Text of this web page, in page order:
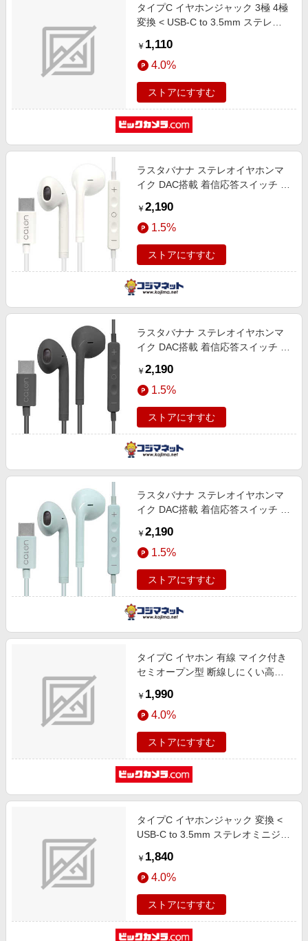
タイプC イヤホンジャック 3極 4極
変換 < USB-C to 3.5mm ステレオ
【 USB Type-C 音声出力対応
iPhone iPad Mac Android Pixel
Xperia スマホ 等使用可能 】 ブラ
ック ブラック MPA-C35DBK2
￥ 1,110
4.0%
ストアにすすむ
ラスタバナナ ステレオイヤホンマ
イク DAC搭載 着信応答スイッチ 有
ホワイト RESMSCD04WH
￥ 2,190
1.5%
ストアにすすむ
ラスタバナナ ステレオイヤホンマ
イク DAC搭載 着信応答スイッチ 有
チャコールグレー
RESMSCD04CGRY
￥ 2,190
1.5%
ストアにすすむ
ラスタバナナ ステレオイヤホンマ
イク DAC搭載 着信応答スイッチ 有
スモーキーブルー
RESMSCD04SBL
￥ 2,190
1.5%
ストアにすすむ
タイプC イヤホン 有線 マイク付き
セミオープン型 断線しにくい高耐
C ポート搭載 iPhone iPad Pixel
AQUOS Xperia Galaxy Android 他
対応 】 ブラック ブラック EHP-
DF13IMBK [インナーイヤー型
/USB]
￥ 1,990
4.0%
ストアにすすむ
タイプC イヤホンジャック 変換 <
USB-C to 3.5mm ステレオミニジャ
高音質 ハイレゾ 通話対応 【 USB
Type-C 音声出力対応 iPhone
Android iPad MacBook 等使用可 】
ホワイト ホワイト MPA-
C35DSMWH
￥ 1,840
4.0%
ストアにすすむ